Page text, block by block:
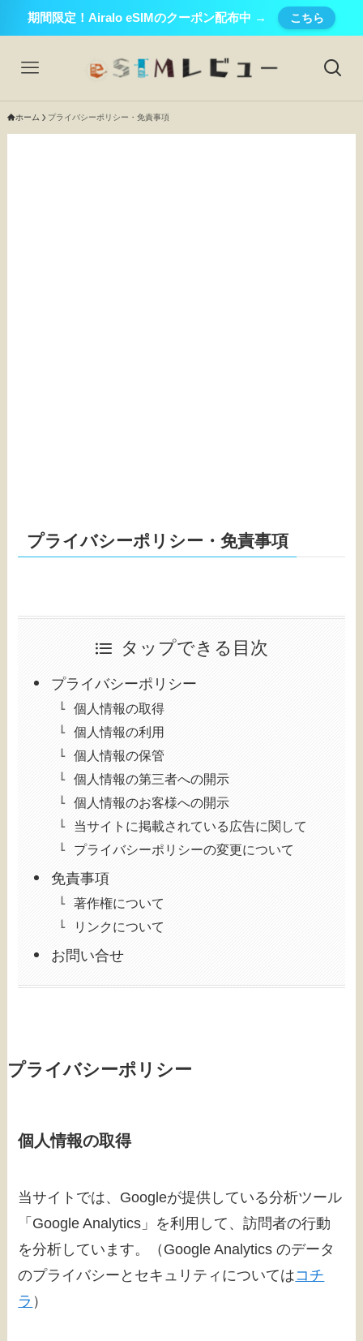
期間限定！Airalo eSIMのクーポン配布中 → こちら
ホーム プライバシーポリシー・免責事項
プライバシーポリシー・免責事項
タップできる目次
プライバシーポリシー
個人情報の取得
個人情報の利用
個人情報の保管
個人情報の第三者への開示
個人情報のお客様への開示
当サイトに掲載されている広告に関して
プライバシーポリシーの変更について
免責事項
著作権について
リンクについて
お問い合せ
プライバシーポリシー
個人情報の取得
当サイトでは、Googleが提供している分析ツール
「Google Analytics」を利用して、訪問者の行動
を分析しています。（Google Analytics のデータ
のプライバシーとセキュリティについてはコチ
ラ ）